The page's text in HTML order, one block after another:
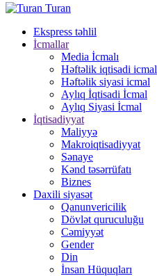
Turan
Ekspress təhlil
İcmallar
Media İcmalı
Həftəlik iqtisadi icmal
Həftəlik siyasi icmal
Aylıq İqtisadi İcmal
Aylıq Siyasi İcmal
İqtisadiyyat
Maliyyə
Makroiqtisadiyyat
Sənaye
Kənd təsərrüfatı
Biznes
Daxili siyasət
Qanunvericilik
Dövlət quruculuğu
Cəmiyyət
Gender
Din
İnsan Hüquqları